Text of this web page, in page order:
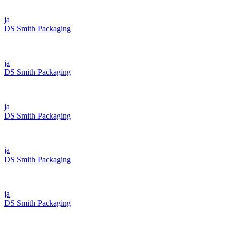
ja
DS Smith Packaging
ja
DS Smith Packaging
ja
DS Smith Packaging
ja
DS Smith Packaging
ja
DS Smith Packaging